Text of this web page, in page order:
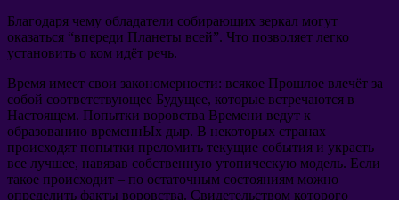
Благодаря чему обладатели собирающих зеркал могут
оказаться “впереди Планеты всей”. Что позволяет легко
установить о ком идёт речь.
Время имеет свои закономерности: всякое Прошлое влечёт за
собой соответствующее Будущее, которые встречаются в
Настоящем. Попытки воровства Времени ведут к
образованию временнЫх дыр. В некоторых странах
происходят попытки преломить текущие события и украсть
все лучшее, навязав собственную утопическую модель. Если
такое происходит – по остаточным состояниям можно
определить факты воровства. Свидетельством которого